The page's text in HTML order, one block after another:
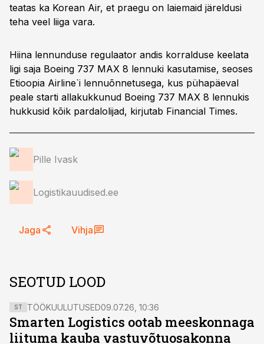
teatas ka Korean Air, et praegu on laiemaid järeldusi
teha veel liiga vara.
Hiina lennunduse regulaator andis korralduse keelata
ligi saja Boeing 737 MAX 8 lennuki kasutamise, seoses
Etioopia Airline`i lennuõnnetusega, kus pühapäeval
peale starti allakukkunud Boeing 737 MAX 8 lennukis
hukkusid kõik pardalolijad, kirjutab Financial Times.
Pille Ivask
Logistikauudised.ee
Jaga Vihja
SEOTUD LOOD
ST TÖÖKUULUTUSED09.07.26, 10:36
Smarten Logistics ootab meeskonnaga
liituma kauba vastuvõtuosakonna